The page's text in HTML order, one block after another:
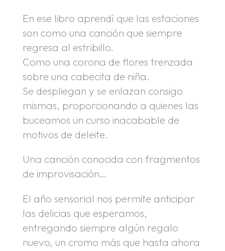
En ese libro aprendí que las estaciones
son como una canción que siempre
regresa al estribillo.
Como una corona de flores trenzada
sobre una cabecita de niña.
Se despliegan y se enlazan consigo
mismas, proporcionando a quienes las
buceamos un curso inacabable de
motivos de deleite.
Una canción conocida con fragmentos
de improvisación…
El año sensorial nos permite anticipar
las delicias que esperamos,
entregando siempre algún regalo
nuevo, un cromo más que hasta ahora